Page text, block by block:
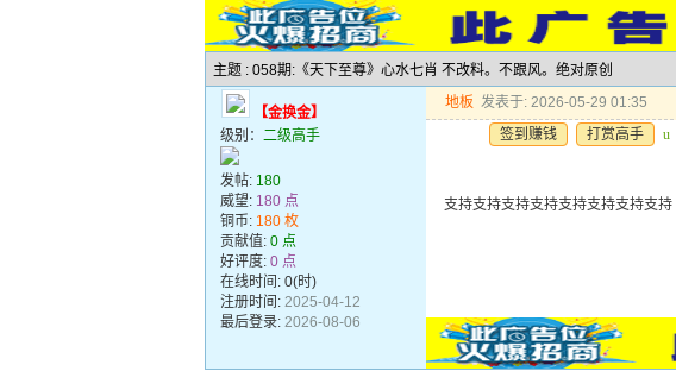
主题 : 058期:《天下至尊》心水七肖 不改料。不跟风。绝对原创
【金换金】
级别： 二级高手
发帖: 180
威望: 180 点
铜币: 180 枚
贡献值: 0 点
好评度: 0 点
在线时间: 0(时)
注册时间: 2025-04-12
最后登录: 2026-08-06
地板 发表于: 2026-05-29 01:35
签到赚钱
打赏高手 u
支持支持支持支持支持支持支持支持